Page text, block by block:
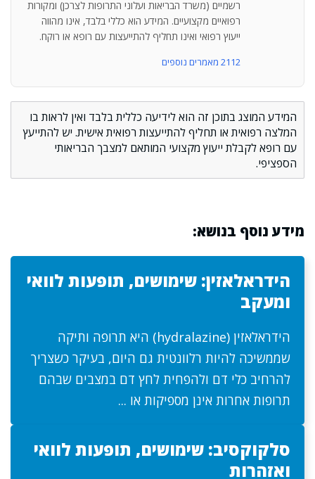
רשמיים (משרד הבריאות ועלוני התרופות לצרכן) ומקורות
רפואיים מקצועיים. המידע הוא כללי בלבד, אינו מהווה
ייעוץ רפואי ואינו תחליף להתייעצות עם רופא או רוקח.
2112 מאמרים נוספים
המידע המוצג בתוכן זה הוא לידיעה כללית בלבד ואין לראות בו
המלצה רפואית או תחליף להתייעצות רפואית אישית. יש להתייעץ
עם רופא לקבלת ייעוץ מקצועי המותאם למצבך הבריאותי
הספציפי.
מידע נוסף בנושא:
הידראלאזין: שימושים, תופעות לוואי
ומעקב
הידראלאזין (hydralazine) היא תרופה ותיקה
שממשיכה להיות רלוונטית גם היום, בעיקר כשצריך
להרחיב כלי דם ולהפחית לחץ דם במצבים שבהם
תרופות אחרות אינן מספיקות או ...
סלקוקסיב: שימושים, תופעות לוואי
ואזהרות